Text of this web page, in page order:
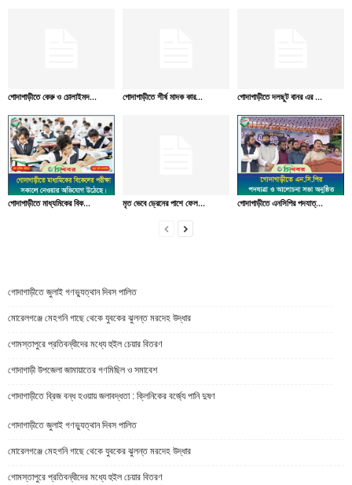
গোদাগাড়ীতে কেরু ও চোলাইমদ... গোদাগাড়ীতে শীর্ষ মাদক কার... গোদাগাড়ীতে দলছুট বানর এর ...
গোদাগাড়ীতে মাধ্যমিকের বিক... মৃত ভেবে ড্রেনের পাশে ফেল... গোদাগাড়ীতে এনসিপির পদযাত্...
গোদাগাড়ীতে জুলাই গণভ্যুত্থান দিবস পালিত
মোরেলগঞ্জে মেহগনি গাছে থেকে যুবকের ঝুলন্ত মরদেহ উদ্ধার
গোমস্তাপুরে প্রতিবন্ধীদের মধ্যে হুইল চেয়ার বিতরণ
গোদাগাড়ী উপজেলা জামায়াতের গণমিছিল ও সমাবেশ
গোদাগাড়ীতে ব্রিজ বন্ধ হওয়ায় জলাবদ্ধতা : ক্লিনিকের বর্জ্যে পানি দুষণ
গোদাগাড়ীতে জুলাই গণভ্যুত্থান দিবস পালিত
মোরেলগঞ্জে মেহগনি গাছে থেকে যুবকের ঝুলন্ত মরদেহ উদ্ধার
গোমস্তাপুরে প্রতিবন্ধীদের মধ্যে হুইল চেয়ার বিতরণ